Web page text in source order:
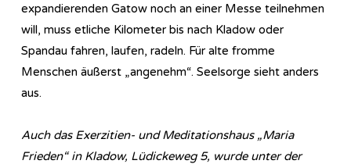
expandierenden Gatow noch an einer Messe teilnehmen
will, muss etliche Kilometer bis nach Kladow oder
Spandau fahren, laufen, radeln. Für alte fromme
Menschen äußerst „angenehm“. Seelsorge sieht anders
aus.
Auch das Exerzitien- und Meditationshaus „Maria
Frieden“ in Kladow, Lüdickeweg 5, wurde unter der